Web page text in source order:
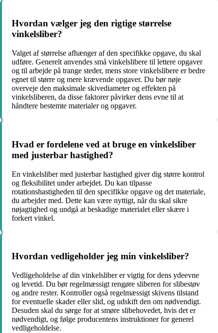
Hvordan vælger jeg den rigtige størrelse
vinkelsliber?
Valget af størrelse afhænger af den specifikke opgave, du skal
udføre. Generelt anvendes små vinkelslibere til lettere opgaver
og til arbejde på trange steder, mens store vinkelslibere er bedre
egnet til større og mere krævende opgaver. Du bør nøje
overveje den maksimale skivediameter og effekten på
vinkelsliberen, da disse faktorer påvirker dens evne til at
håndtere bestemte materialer og opgaver.
Hvad er fordelene ved at bruge en vinkelsliber
med justerbar hastighed?
En vinkelsliber med justerbar hastighed giver dig større kontrol
og fleksibilitet under arbejdet. Du kan tilpasse
rotationshastigheden til den specifikke opgave og det materiale,
du arbejder med. Dette kan være nyttigt, når du skal sikre
nøjagtighed og undgå at beskadige materialet eller skære i
forkert vinkel.
Hvordan vedligeholder jeg min vinkelsliber?
Vedligeholdelse af din vinkelsliber er vigtig for dens ydeevne
og levetid. Du bør regelmæssigt rengøre sliberen for slibestøv
og andre rester. Kontroller også regelmæssigt skivens tilstand
for eventuelle skader eller slid, og udskift den om nødvendigt.
Desuden skal du sørge for at smøre slibehovedet, hvis det er
nødvendigt, og følge producentens instruktioner for generel
vedligeholdelse.